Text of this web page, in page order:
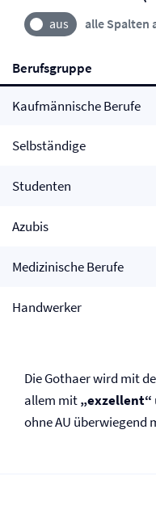
alle Spalten
Berufsgruppe
Kaufmännische Berufe
Selbständige
Studenten
Azubis
Medizinische Berufe
Handwerker
Die Gothaer wird mit
allem mit„exzellent“
ohne AU überwiegend